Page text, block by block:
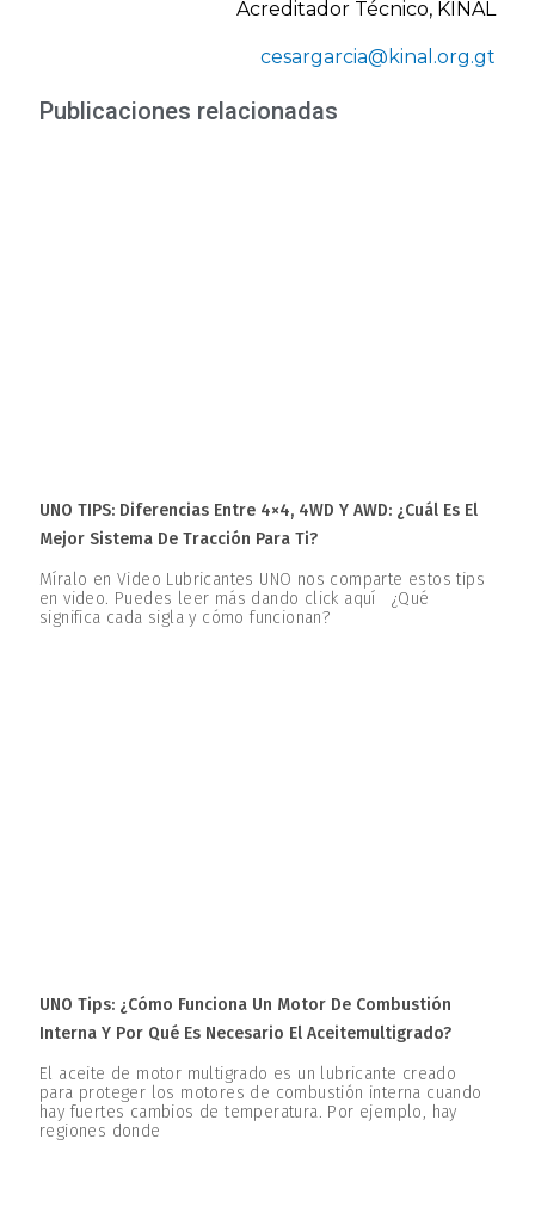
Acreditador Técnico, KINAL
cesargarcia@kinal.org.gt
Publicaciones relacionadas
UNO TIPS: Diferencias Entre 4×4, 4WD Y AWD: ¿Cuál Es El
Mejor Sistema De Tracción Para Ti?
Míralo en Video Lubricantes UNO nos comparte estos tips
en video. Puedes leer más dando click aquí ¿Qué
significa cada sigla y cómo funcionan?
UNO Tips: ¿Cómo Funciona Un Motor De Combustión
Interna Y Por Qué Es Necesario El Aceitemultigrado?
El aceite de motor multigrado es un lubricante creado
para proteger los motores de combustión interna cuando
hay fuertes cambios de temperatura. Por ejemplo, hay
regiones donde